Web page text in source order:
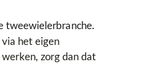
tweewielerbranche.
het eigen
zorg dan dat